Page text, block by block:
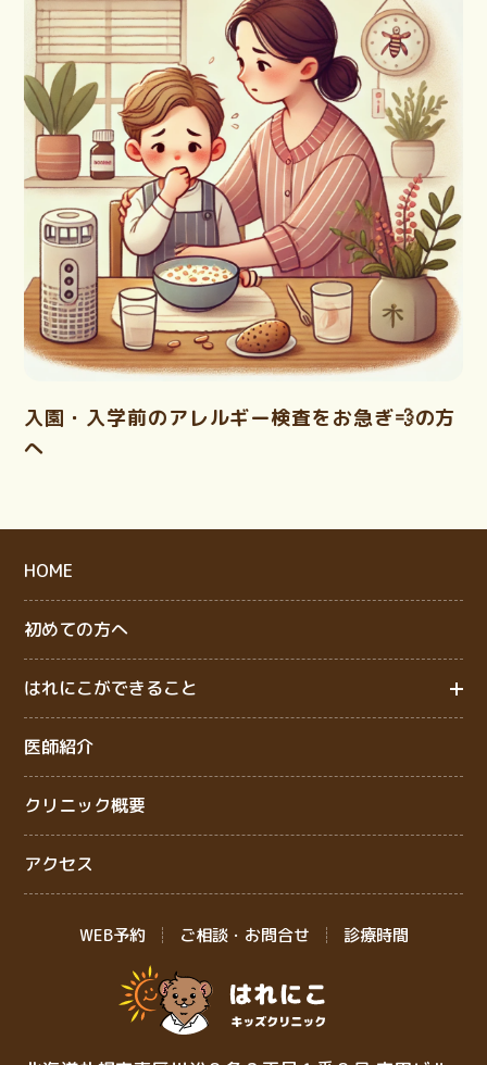
入園・入学前のアレルギー検査をお急ぎ💨の方
へ
HOME
初めての方へ
はれにこができること
医師紹介
クリニック概要
アクセス
WEB予約 ご相談・お問合せ 診療時間